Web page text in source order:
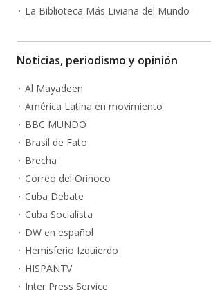
La Biblioteca Más Liviana del Mundo
Noticias, periodismo y opinión
Al Mayadeen
América Latina en movimiento
BBC MUNDO
Brasil de Fato
Brecha
Correo del Orinoco
Cuba Debate
Cuba Socialista
DW en español
Hemisferio Izquierdo
HISPANTV
Inter Press Service